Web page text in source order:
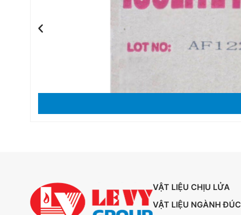
VẬT LIỆU CHỊU LỬA
VẬT LIỆU NGÀNH ĐÚC